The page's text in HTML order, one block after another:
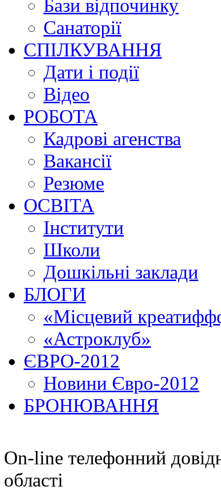
Бази відпочинку
Санаторії
СПІЛКУВАННЯ
Дати і події
Відео
РОБОТА
Кадрові агенства
Вакансії
Резюме
ОСВІТА
Інститути
Школи
Дошкільні заклади
БЛОГИ
«Місцевий
«Астроклуб»
ЄВРО-2012
Новини Євро-2012
БРОНЮВАННЯ
On-line телефонний
області